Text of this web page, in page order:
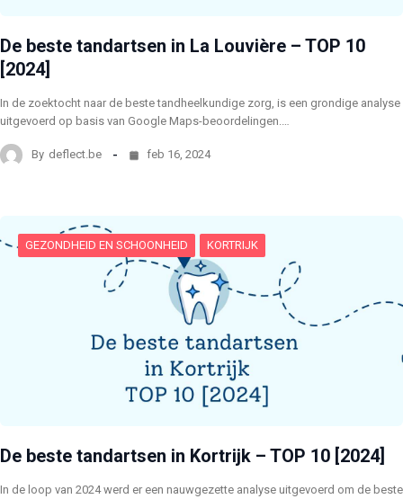
De beste tandartsen in La Louvière – TOP 10
[2024]
In de zoektocht naar de beste tandheelkundige zorg, is een grondige analyse
uitgevoerd op basis van Google Maps-beoordelingen.…
By deflect.be feb 16, 2024
GEZONDHEID EN SCHOONHEID KORTRIJK
De beste tandartsen in Kortrijk – TOP 10 [2024]
In de loop van 2024 werd er een nauwgezette analyse uitgevoerd om de beste